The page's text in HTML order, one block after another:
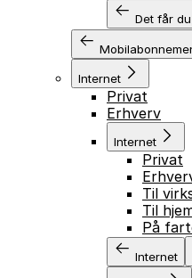
Det får
Internet
Privat
Erhverv
Internet
Privat
Til
Til
På
Internet